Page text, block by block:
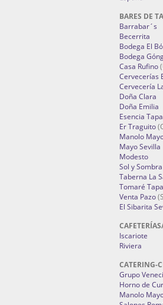
BARES DE
Barrabar´s
Becerrita
Bodega El
Bodega
Casa Rufino
Cervecerías
Cervecería
Doña Clara
Doña Emilia
Esencia
Er Traguito
Manolo
Mayo Sevilla
Modesto
Sol y Sombra
Taberna La
Tomaré
Venta Pazo
El Sibarita
Iscariote
Riviera
CATERING-
Grupo
Horno de
Manolo